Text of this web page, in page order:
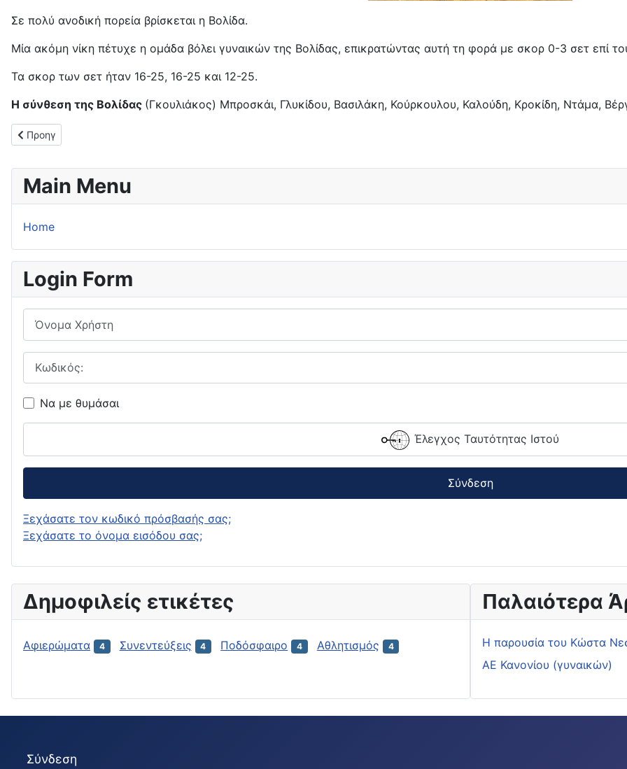
Σε πολύ ανοδική πορεία βρίσκεται η Βολίδα.
Μία ακόμη νίκη πέτυχε η ομάδα βόλει γυναικών της Βολίδας, επικρατώντας αυτή τη φορά με σκορ 0-3 σετ επί
Τα σκορ των σετ ήταν 16-25, 16-25 και 12-25.
Η σύνθεση της Βολίδας (Γκουλιάκος) Μπροσκάι, Γλυκίδου, Βασιλάκη, Κούρκουλου, Καλούδη, Κροκίδη, Ντάμα,
Προηγούμενο άρθρο: Στα ημιτελικά η Βολίδα (3-0) επί της ΓΕ Αγρινίου
Προηγ
Main Menu
Home
Login Form
Όνομα Χρήστη
Να με θυμάσαι
Έλεγχος Ταυτότητας Ιστού
Σύνδεση
Ξεχάσατε τον κωδικό πρόσβασής σας;
Ξεχάσατε το όνομα εισόδου σας;
Δημοφιλείς ετικέτες
Αφιερώματα 4 Συνεντεύξεις 4 Ποδόσφαιρο 4 Αθλητισμός 4
Παλαιότερα
H παρουσία του Κώστα
ΑΕ Κανονίου (γυναικών)
Σύνδεση